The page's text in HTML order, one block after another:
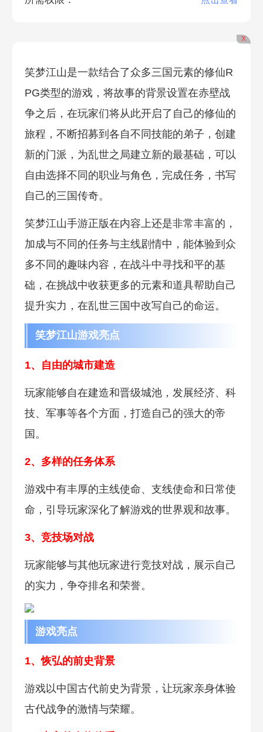
X
笑梦江山是一款结合了众多三国元素的修仙R
PG类型的游戏，将故事的背景设置在赤壁战
争之后，在玩家们将从此开启了自己的修仙的
旅程，不断招募到各自不同技能的弟子，创建
新的门派，为乱世之局建立新的最基础，可以
自由选择不同的职业与角色，完成任务，书写
自己的三国传奇。
笑梦江山手游正版在内容上还是非常丰富的，
加成与不同的任务与主线剧情中，能体验到众
多不同的趣味内容，在战斗中寻找和平的基
础，在挑战中收获更多的元素和道具帮助自己
提升实力，在乱世三国中改写自己的命运。
笑梦江山游戏亮点
1、自由的城市建造
玩家能够自在建造和晋级城池，发展经济、科
技、军事等各个方面，打造自己的强大的帝
国。
2、多样的任务体系
游戏中有丰厚的主线使命、支线使命和日常使
命，引导玩家深化了解游戏的世界观和故事。
3、竞技场对战
玩家能够与其他玩家进行竞技对战，展示自己
的实力，争夺排名和荣誉。
游戏亮点
1、恢弘的前史背景
游戏以中国古代前史为背景，让玩家亲身体验
古代战争的激情与荣耀。